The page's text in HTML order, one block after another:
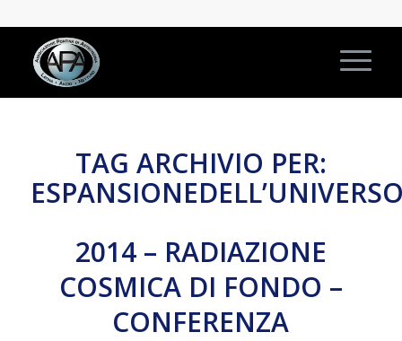
TAG ARCHIVIO PER:
2014 – RADIAZIONE
COSMICA DI FONDO –
CONFERENZA